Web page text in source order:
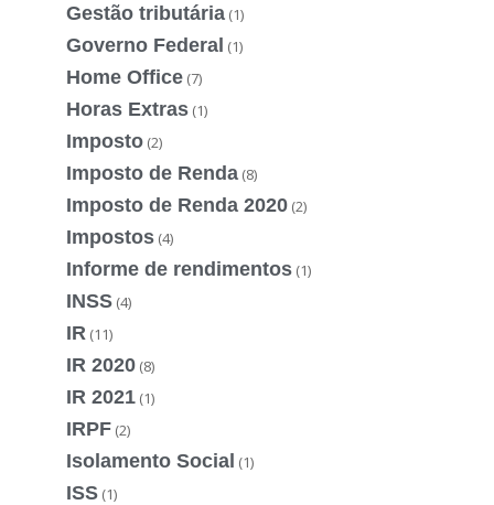
Gestão tributária (1)
Governo Federal (1)
Home Office (7)
Horas Extras (1)
Imposto (2)
Imposto de Renda (8)
Imposto de Renda 2020 (2)
Impostos (4)
Informe de rendimentos (1)
INSS (4)
IR (11)
IR 2020 (8)
IR 2021 (1)
IRPF (2)
Isolamento Social (1)
ISS (1)